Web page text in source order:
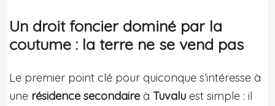
Un droit foncier dominé par la
coutume : la terre ne se vend pas
Le premier point clé pour quiconque s’intéresse à
une résidence secondaire à Tuvalu est simple : il